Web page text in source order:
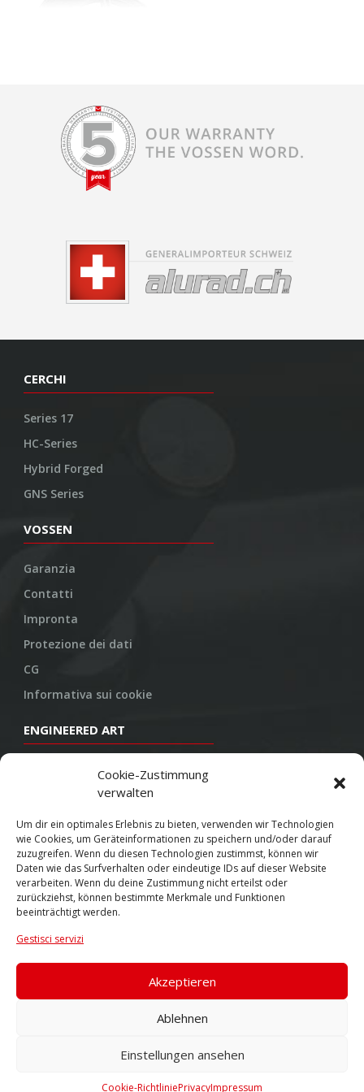
Cookie-Zustimmung
verwalten
Um dir ein optimales Erlebnis zu bieten, verwenden wir Technologien
wie Cookies, um Geräteinformationen zu speichern und/oder darauf
zuzugreifen. Wenn du diesen Technologien zustimmst, können wir
Daten wie das Surfverhalten oder eindeutige IDs auf dieser Website
verarbeiten. Wenn du deine Zustimmung nicht erteilst oder
zurückziehst, können bestimmte Merkmale und Funktionen
beeinträchtigt werden.
Gestisci servizi
Akzeptieren
Ablehnen
Einstellungen ansehen
Cookie-RichtliniePrivacyImpressum
CERCHI
Series 17
HC-Series
Hybrid Forged
GNS Series
VOSSEN
Garanzia
Contatti
Impronta
Protezione dei dati
CG
Informativa sui cookie
ENGINEERED ART
Produzione
Finitura
SOCIAL
Youtube
Twitter
© 2026 VOSSEN WHEELS